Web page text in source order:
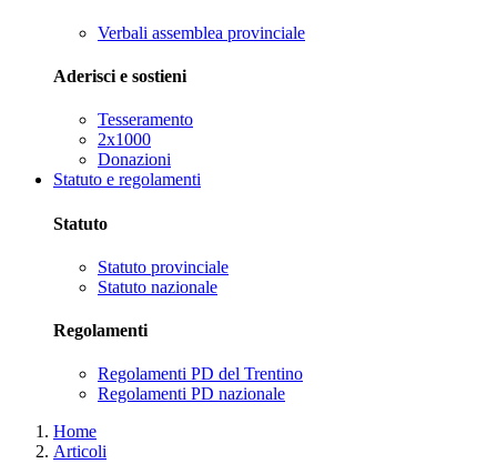
Verbali assemblea provinciale
Aderisci e sostieni
Tesseramento
2x1000
Donazioni
Statuto e regolamenti
Statuto
Statuto provinciale
Statuto nazionale
Regolamenti
Regolamenti PD del Trentino
Regolamenti PD nazionale
Home
Articoli